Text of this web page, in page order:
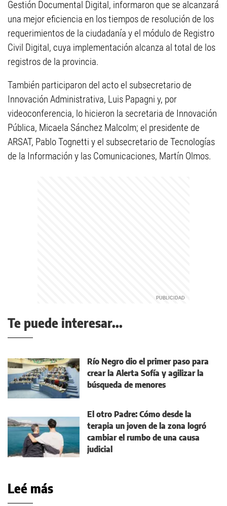
Gestión Documental Digital, informaron que se alcanzará
una mejor eficiencia en los tiempos de resolución de los
requerimientos de la ciudadanía y el módulo de Registro
Civil Digital, cuya implementación alcanza al total de los
registros de la provincia.
También participaron del acto el subsecretario de
Innovación Administrativa, Luis Papagni y, por
videoconferencia, lo hicieron la secretaria de Innovación
Pública, Micaela Sánchez Malcolm; el presidente de
ARSAT, Pablo Tognetti y el subsecretario de Tecnologías
de la Información y las Comunicaciones, Martín Olmos.
Te puede interesar...
Río Negro dio el primer paso para
crear la Alerta Sofía y agilizar la
búsqueda de menores
El otro Padre: Cómo desde la
terapia un joven de la zona logró
cambiar el rumbo de una causa
judicial
Leé más